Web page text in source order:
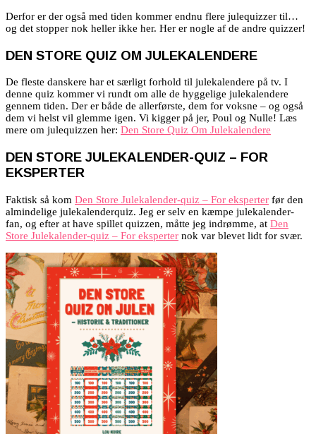
Derfor er der også med tiden kommer endnu flere julequizzer til…
og det stopper nok heller ikke her. Her er nogle af de andre quizzer!
DEN STORE QUIZ OM JULEKALENDERE
De fleste danskere har et særligt forhold til julekalendere på tv. I
denne quiz kommer vi rundt om alle de hyggelige julekalendere
gennem tiden. Der er både de allerførste, dem for voksne – og også
dem vi helst vil glemme igen. Vi kigger på jer, Poul og Nulle! Læs
mere om julequizzen her: Den Store Quiz Om Julekalendere
DEN STORE JULEKALENDER-QUIZ – FOR
EKSPERTER
Faktisk så kom Den Store Julekalender-quiz – For eksperter før den
almindelige julekalenderquiz. Jeg er selv en kæmpe julekalender-
fan, og efter at have spillet quizzen, måtte jeg indrømme, at Den
Store Julekalender-quiz – For eksperter nok var blevet lidt for svær.